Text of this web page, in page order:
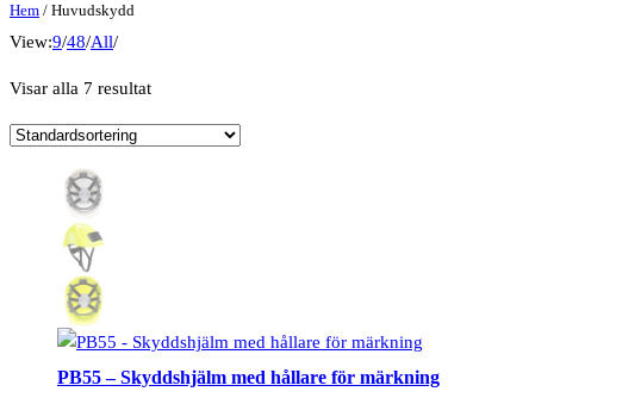
Hem / Huvudskydd
View:9/48/All/
Visar alla 7 resultat
PB55 – Skyddshjälm med hållare för märkning